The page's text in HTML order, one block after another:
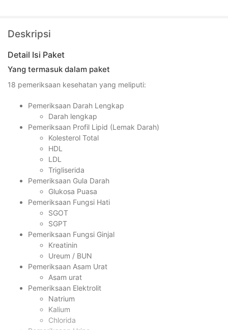
Deskripsi
Detail Isi Paket
Yang termasuk dalam paket
18 pemeriksaan kesehatan yang meliputi:
Pemeriksaan Darah Lengkap
Darah lengkap
Pemeriksaan Profil Lipid (Lemak Darah)
Kolesterol Total
HDL
LDL
Trigliserida
Pemeriksaan Gula Darah
Glukosa Puasa
Pemeriksaan Fungsi Hati
SGOT
SGPT
Pemeriksaan Fungsi Ginjal
Kreatinin
Ureum / BUN
Pemeriksaan Asam Urat
Asam urat
Pemeriksaan Elektrolit
Natrium
Kalium
Chlorida